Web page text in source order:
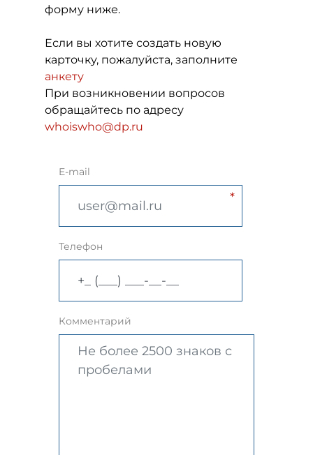
форму ниже.
Если вы хотите создать новую
карточку, пожалуйста, заполните
анкету
При возникновении вопросов
обращайтесь по адресу
whoiswho@dp.ru
E-mail
Телефон
Комментарий